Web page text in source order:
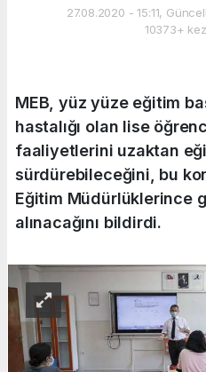
27.08.2020 - 15:11,
10373+
MEB, yüz yüze eğitim
hastalığı olan lise
faaliyetlerini uzaktan
sürdürebileceğini, bu
Eğitim Müdürlüklerince
alınacağını bildirdi.